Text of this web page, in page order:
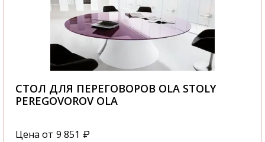
СТОЛ ДЛЯ ПЕРЕГОВОРОВ OLA STOLY
PEREGOVOROV OLA
Цена от 9 851 ₽